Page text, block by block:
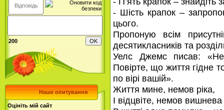
200
Наше опитування
Оцініть мій сайт
- Шість крапок –
цього.
Пропоную всім
десятикласників та
Уелс Джемс писав: «Не
Повірте, що життя гідне
по вірі вашій».
Життя мине, немов ріка,
І відцвіте, немов вишнева